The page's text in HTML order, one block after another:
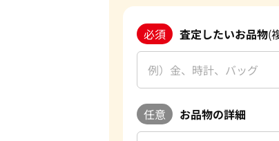
必須 査定したいお品物(
任意 お品物の詳細